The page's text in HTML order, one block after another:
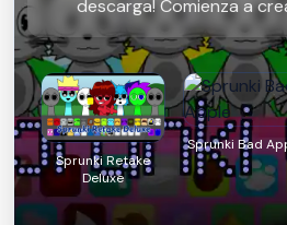
descarga! Comienza a
Sprunki Retake
Deluxe
Sprunki Bad